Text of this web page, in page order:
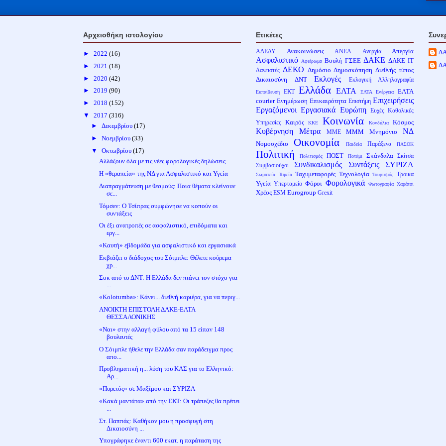
Αρχειοθήκη ιστολογίου
► 2022 (16)
► 2021 (18)
► 2020 (42)
► 2019 (90)
► 2018 (152)
▼ 2017 (316)
► Δεκεμβρίου (17)
► Νοεμβρίου (33)
▼ Οκτωβρίου (17)
Αλλάζουν όλα με τις νέες φορολογικές δηλώσεις
Η «θεραπεία» της ΝΔ για Ασφαλιστικό και Υγεία
Διαπραγμάτευση με θεσμούς: Ποια θέματα κλείνουν
σε...
Τόμσεν: Ο Τσίπρας συμφώνησε να κοπούν οι
συντάξεις
Οι έξι ανατροπές σε ασφαλιστικό, επιδόματα και
εργ...
«Καυτή» εβδομάδα για ασφαλιστικό και εργασιακά
Εκβιάζει ο διάδοχος του Σόιμπλε: Θέλετε κούρεμα
χρ...
Σοκ από το ΔΝΤ: Η Ελλάδα δεν πιάνει τον στόχο για
«Kolotumba»: Κάνει... διεθνή καριέρα, για να περιγ...
ΑΝΟΙΚΤΗ ΕΠΙΣΤΟΛΗ ΔΑΚΕ-ΕΛΤΑ
ΘΕΣΣΑΛΟΝΙΚΗΣ
«Ναι» στην αλλαγή φύλου από τα 15 είπαν 148
βουλευτές
Ο Σόιμπλε ήθελε την Ελλάδα σαν παράδειγμα προς
απο...
Προβληματική η... λύση του ΚΑΣ για το Ελληνικό:
Αρ...
«Πυρετός» σε Μαξίμου και ΣΥΡΙΖΑ
«Κακά μαντάτα» από την ΕΚΤ: Οι τράπεζες θα πρέπει
Στ. Παππάς: Καθήκον μου η προσφυγή στη
Δικαιοσύνη ...
Υπογράφηκε έναντι 600 εκατ. η παράταση της
Ετικέτες
ΑΔΕΔΥ Ανακοινώσεις ΑΝΕΛ Ανεργία Απεργία
Ασφαλιστικό Αφιέρωμα Βουλή ΓΣΕΕ ΔΑΚΕ ΔΑΚΕ ΙΤ
Δανειστές ΔΕΚΟ Δημόσιο Δημοσκόπηση Διεθνής τύπος
Δικαιοσύνη
ΔΝΤ Εκλογές Εκλογική Αλληλογραφία
Εκπαίδευση ΕΚΤ Ελλάδα ΕΛΤΑ ΕΛΤΑ Ενέργεια
ΕΛΤΑ
courier Ενημέρωση Επικαιρότητα Επιστήμη Επιχειρήσεις
Εργαζόμενοι Εργασιακά Ευρώπη Ευχές Καθολικές
Υπηρεσίες
Καιρός ΚΚΕ Κοινωνία Κονδύλια Κόσμος
Κυβέρνηση Μέτρα ΜΜΕ ΜΜΜ Μνημόνιο ΝΔ
Νομοσχέδιο Οικονομία Παιδεία Παράξενα ΠΑΣΟΚ
Πολιτική Πολιτισμός ΠΟΣΤ Ποτάμι Σκάνδαλα
Σκίτσα
Συμβασιούχοι
Συνδικαλισμός Συντάξεις ΣΥΡΙΖΑ
Σωματεία Ταμεία Ταχυμεταφορές Τεχνολογία Τουρισμός Τροικα
Υγεία Υπερταμείο Φόροι Φορολογικά Φωτογραφία Χαράτσι
Χρέος ESM Eurogroup Grexit